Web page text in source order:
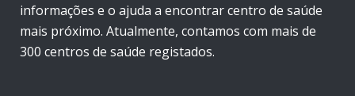
informações e o ajuda a encontrar centro de saúde
mais próximo. Atualmente, contamos com mais de
300 centros de saúde registados.